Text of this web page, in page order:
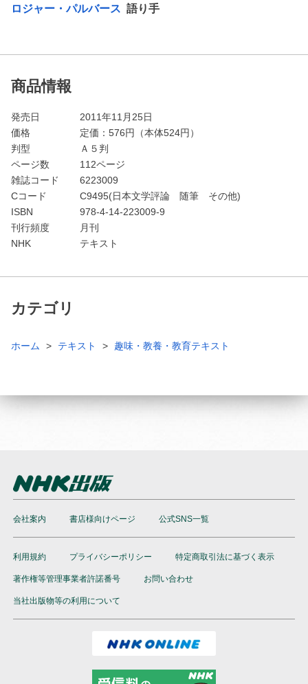
ロジャー・パルバース 語り手
商品情報
発売日
2011年11月25日
価格
定価： 576円（本体524円）
判型
Ａ５判
ページ数
112ページ
雑誌コード
6223009
Cコード
C9495(日本文学評論 随筆 その他)
ISBN
978-4-14-223009-9
刊行頻度
月刊
NHK
テキスト
カテゴリ
ホーム テキスト 趣味・教養・教育テキスト
会社案内 書店様向けページ 公式SNS一覧
利用規約 プライバシーポリシー 特定商取引法に基づく表示
著作権等管理事業者許諾番号 お問い合わせ
当社出版物等の利用について